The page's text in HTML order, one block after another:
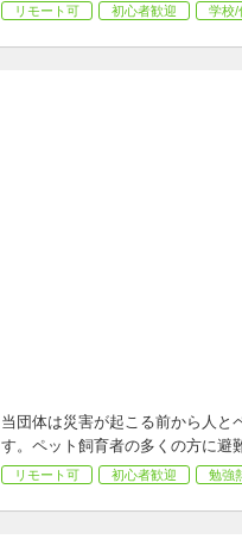
リモート可 初心者歓迎 学校/
当団体は災害が起こる前から人と
す。ペット飼育者の多くの方に避
リモート可 初心者歓迎 勉強